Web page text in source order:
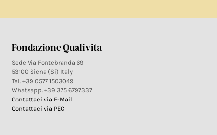
Fondazione Qualivita
Sede Via Fontebranda 69
53100 Siena (Si) Italy
Tel. +39 0577 1503049
Whatsapp. +39 375 6797337
Contattaci via E-Mail
Contattaci via PEC